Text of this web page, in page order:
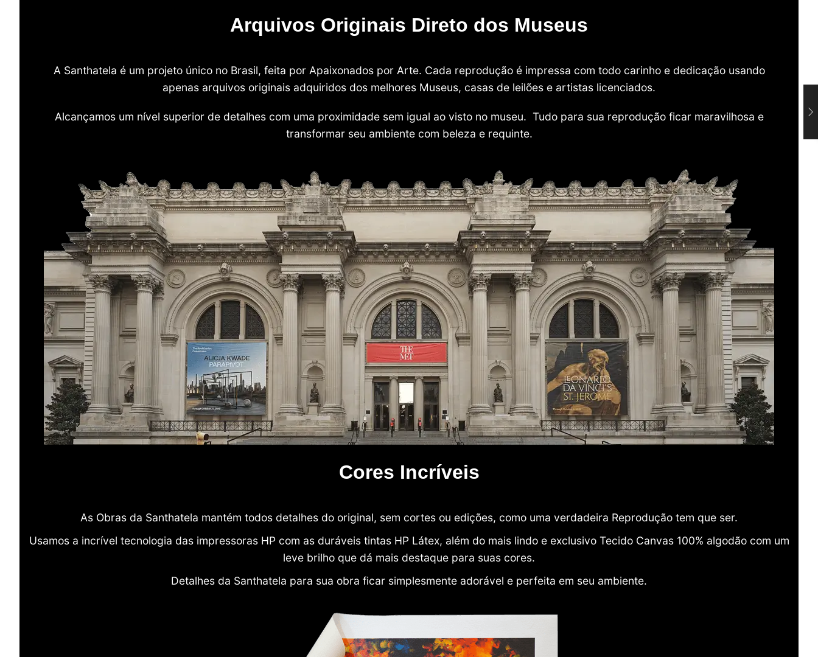
Arquivos Originais Direto dos Museus
A Santhatela é um projeto único no Brasil, feita por Apaixonados por Arte. Cada reprodução é impressa com todo carinho e dedicação usando
apenas arquivos originais adquiridos dos melhores Museus, casas de leilões e artistas licenciados.
Alcançamos um nível superior de detalhes com uma proximidade sem igual ao visto no museu. Tudo para sua reprodução ficar maravilhosa e
transformar seu ambiente com beleza e requinte.
Cores Incríveis
As Obras da Santhatela mantém todos detalhes do original, sem cortes ou edições, como uma verdadeira Reprodução tem que ser.
Usamos a incrível tecnologia das impressoras HP com as duráveis tintas HP Látex, além do mais lindo e exclusivo Tecido Canvas 100% algodão com um
leve brilho que dá mais destaque para suas cores.
Detalhes da Santhatela para sua obra ficar simplesmente adorável e perfeita em seu ambiente.